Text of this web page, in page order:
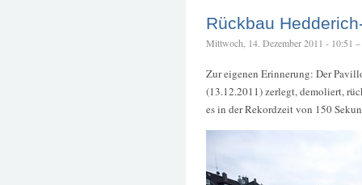
Rückbau
Mittwoch, 14. Dezember 2011 - 10:51
Zur eigenen Erinnerung: Der
(13.12.2011) zerlegt, demoliert,
es in der Rekordzeit von 150